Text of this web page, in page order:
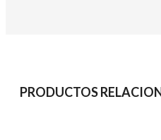
PRODUCTOS